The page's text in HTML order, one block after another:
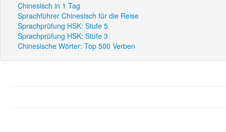
Chinesisch in 1 Tag
Sprachführer Chinesisch für die Reise
Sprachprüfung HSK: Stufe 5
Sprachprüfung HSK: Stufe 3
Chinesische Wörter: Top 500 Verben